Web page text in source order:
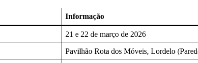
Informação
21 e 22 de março de 2026
Pavilhão Rota dos Móveis, Lordelo